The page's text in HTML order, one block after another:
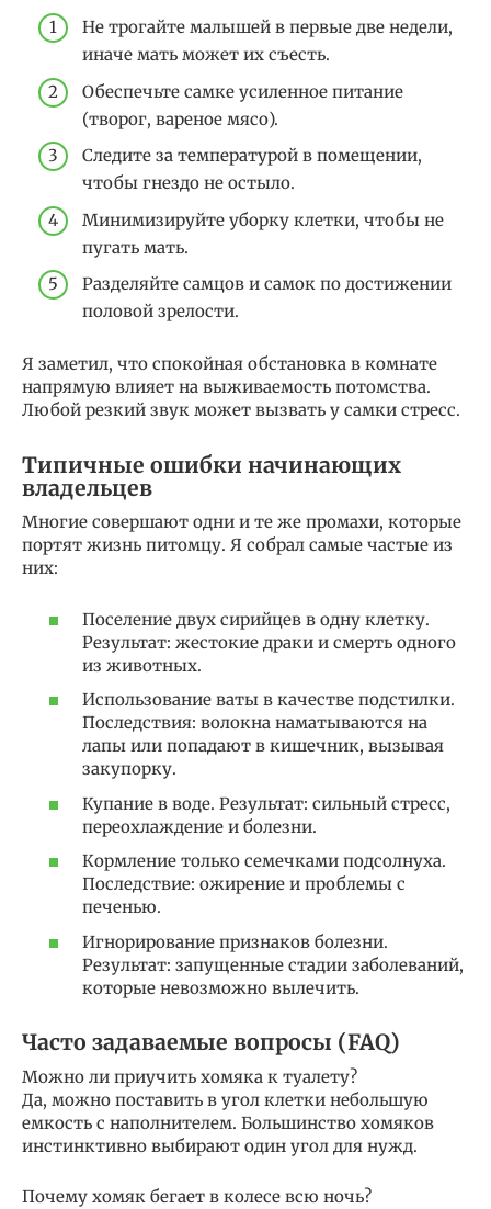
Не трогайте малышей в первые две недели,
иначе мать может их съесть.
Обеспечьте самке усиленное питание
(творог, вареное мясо).
Следите за температурой в помещении,
чтобы гнездо не остыло.
Минимизируйте уборку клетки, чтобы не
пугать мать.
Разделяйте самцов и самок по достижении
половой зрелости.
Я заметил, что спокойная обстановка в комнате
напрямую влияет на выживаемость потомства.
Любой резкий звук может вызвать у самки стресс.
Типичные ошибки начинающих
владельцев
Многие совершают одни и те же промахи, которые
портят жизнь питомцу. Я собрал самые частые из
них:
Поселение двух сирийцев в одну клетку.
Результат: жестокие драки и смерть одного
из животных.
Использование ваты в качестве подстилки.
Последствия: волокна наматываются на
лапы или попадают в кишечник, вызывая
закупорку.
Купание в воде. Результат: сильный стресс,
переохлаждение и болезни.
Кормление только семечками подсолнуха.
Последствие: ожирение и проблемы с
печенью.
Игнорирование признаков болезни.
Результат: запущенные стадии заболеваний,
которые невозможно вылечить.
Часто задаваемые вопросы (FAQ)
Можно ли приучить хомяка к туалету?
Да, можно поставить в угол клетки небольшую
емкость с наполнителем. Большинство хомяков
инстинктивно выбирают один угол для нужд.
Почему хомяк бегает в колесе всю ночь?